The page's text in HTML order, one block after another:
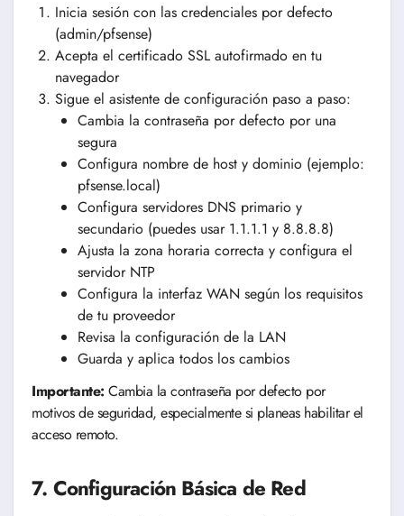
Inicia sesión con las credenciales por defecto
(admin/pfsense)
Acepta el certificado SSL autofirmado en tu
navegador
Sigue el asistente de configuración paso a paso:
Cambia la contraseña por defecto por una
segura
Configura nombre de host y dominio (ejemplo:
pfsense.local)
Configura servidores DNS primario y
secundario (puedes usar 1.1.1.1 y 8.8.8.8)
Ajusta la zona horaria correcta y configura el
servidor NTP
Configura la interfaz WAN según los requisitos
de tu proveedor
Revisa la configuración de la LAN
Guarda y aplica todos los cambios
Importante: Cambia la contraseña por defecto por
motivos de seguridad, especialmente si planeas habilitar el
acceso remoto.
7. Configuración Básica de Red